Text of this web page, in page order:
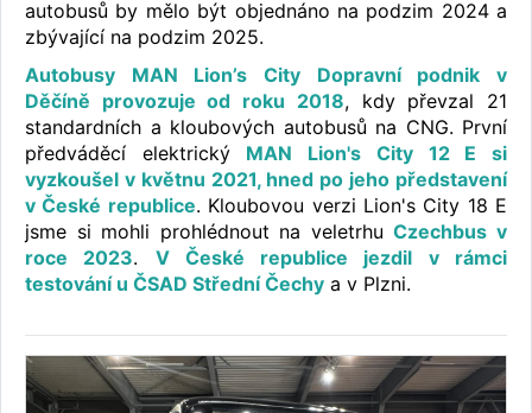
autobusů by mělo být objednáno na podzim 2024 a
zbývající na podzim 2025.
Autobusy MAN Lion’s City Dopravní podnik v
Děčíně provozuje od roku 2018, kdy převzal 21
standardních a kloubových autobusů na CNG. První
předváděcí elektrický MAN Lion's City 12 E si
vyzkoušel v květnu 2021, hned po jeho představení
v České republice. Kloubovou verzi Lion's City 18 E
jsme si mohli prohlédnout na veletrhuCzechbus v
roce 2023. V České republice jezdil v rámci
testování u ČSAD Střední Čechy a v Plzni.